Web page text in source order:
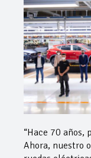
“Hace 70 años,
Ahora, nuestro